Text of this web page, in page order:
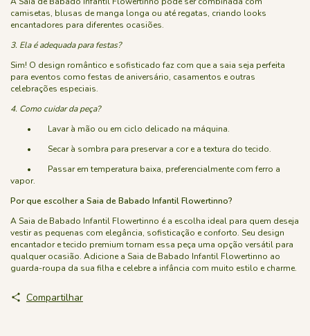
camisetas, blusas de manga longa ou até regatas, criando looks
encantadores para diferentes ocasiões.
3. Ela é adequada para festas?
Sim! O design romântico e sofisticado faz com que a saia seja perfeita
para eventos como festas de aniversário, casamentos e outras
celebrações especiais.
4. Como cuidar da peça?
• Lavar à mão ou em ciclo delicado na máquina.
• Secar à sombra para preservar a cor e a textura do tecido.
• Passar em temperatura baixa, preferencialmente com ferro a
vapor.
Por que escolher a Saia de Babado Infantil Flowertinno?
A Saia de Babado Infantil Flowertinno é a escolha ideal para quem deseja
vestir as pequenas com elegância, sofisticação e conforto. Seu design
encantador e tecido premium tornam essa peça uma opção versátil para
qualquer ocasião. Adicione a Saia de Babado Infantil Flowertinno ao
guarda-roupa da sua filha e celebre a infância com muito estilo e charme.
Compartilhar